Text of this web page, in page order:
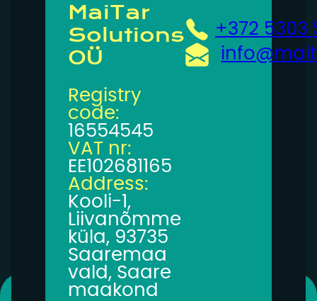
MaiTar
Solutions
OÜ
Registry
code:
16554545
VAT nr:
EE102681165
Address:
Kooli-1,
Liivanõmme
küla, 93735
Saaremaa
vald, Saare
maakond
+372 5303